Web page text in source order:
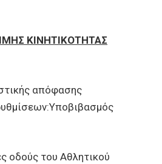
ΚΙΝΗΤΙΚΟΤΗΤΑΣ
απόφασης
οδούς του Αθλητικού